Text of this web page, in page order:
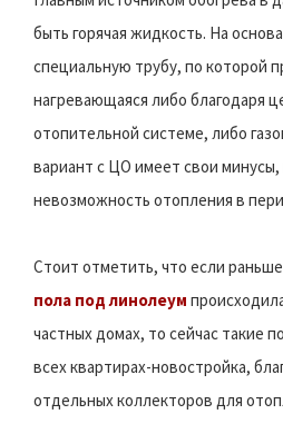
быть горячая жидкость. На
специальную трубу, по которой
нагревающаяся либо благодаря
отопительной системе, либо
вариант с ЦО имеет свои минусы,
невозможность отопления в
Стоит отметить, что если
пола под линолеум
частных домах, то сейчас такие
всех квартирах-новостройка,
отдельных коллекторов для